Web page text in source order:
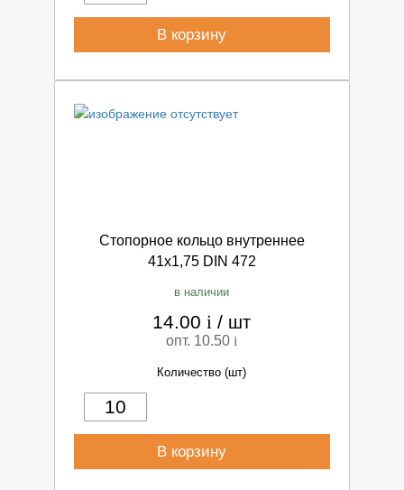
В корзину
Стопорное кольцо внутреннее
41х1,75 DIN 472
в наличии
14.00i / шт
опт. 10.50i
Количество (шт)
В корзину